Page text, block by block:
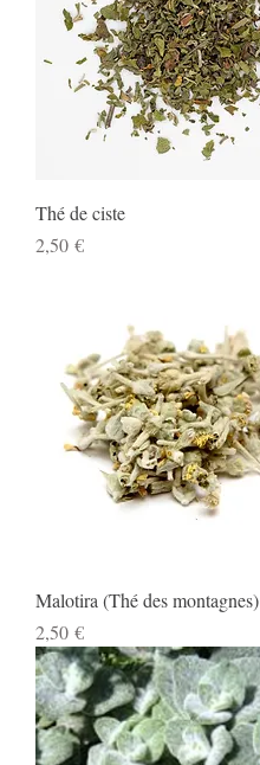
Thé de ciste
Prix
2,50 €
Malotira (Thé des montagnes)
Prix
2,50 €